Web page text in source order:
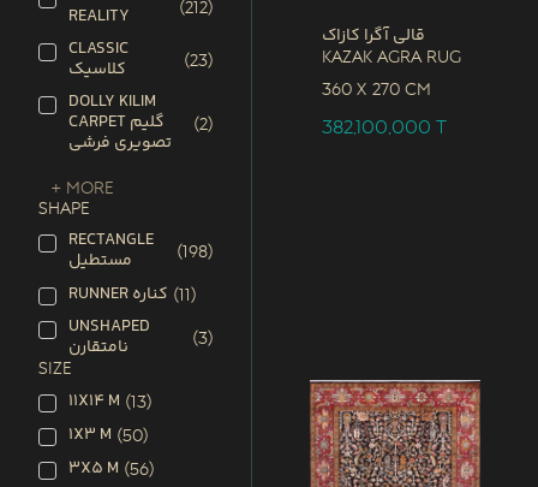
REALITY (212)
CLASSIC
کلاسیک (23)
DOLLY KILIM
CARPET گلیم
تصویری فرشی
(2)
+ More
SHAPE
RECTANGLE
مستطیل (198)
RUNNER کناره (11)
UNSHAPED
نامتقارن (3)
SIZE
11X14 M (13)
1X3 M (50)
3X5 M (56)
قالی آگرا کازاک
Kazak Agra Rug
360 x 270 CM
382,100,000T